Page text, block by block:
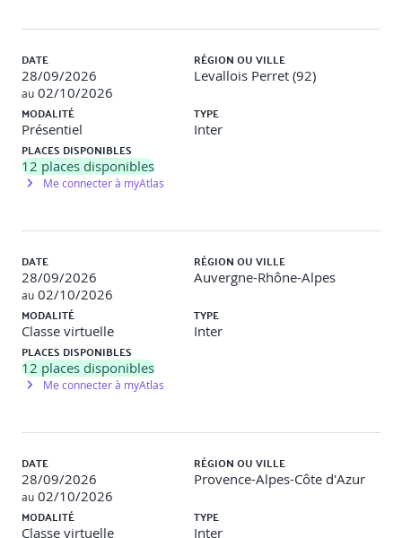
Définition d'une classe, Les qualificateurs "public" et
"private"
Instanciation d’une classe
La surcharge de méthodes
Surcharge de l'opérateur d'affectation
Le destructeur
Le mot-clé this, les membres static
Les méthodes const, inline
Les fonctions amies
Les mots-clés default et delete
Le mot-clé final sur classes ou méthodes
DATE
28/09/2026
au 02/10/2026
RÉGION OU VILLE
Levallois Perret (92)
MODALITÉ
Présentiel
TYPE
Inter
PLACES DISPONIBLES
12 places disponibles
Me connecter à myAtlas
DATE
28/09/2026
au 02/10/2026
RÉGION OU VILLE
Auvergne-Rhône-Alpes
MODALITÉ
Classe virtuelle
TYPE
Inter
PLACES DISPONIBLES
12 places disponibles
Me connecter à myAtlas
DATE
28/09/2026
au 02/10/2026
RÉGION OU VILLE
Provence-Alpes-Côte d'Azur
MODALITÉ
Classe virtuelle
TYPE
Inter